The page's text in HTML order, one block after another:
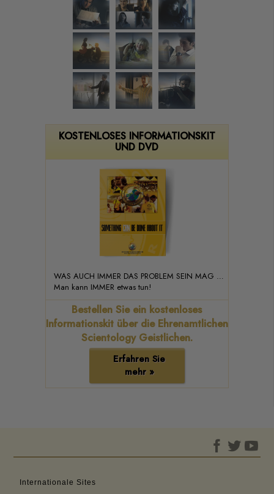
KOSTENLOSES INFORMATIONSKIT
UND DVD
WAS AUCH IMMER DAS PROBLEM SEIN MAG …
Man kann IMMER etwas tun!
Bestellen Sie ein kostenloses
Informationskit über die Ehrenamtlichen
Scientology Geistlichen.
Erfahren Sie
mehr »
Internationale Sites